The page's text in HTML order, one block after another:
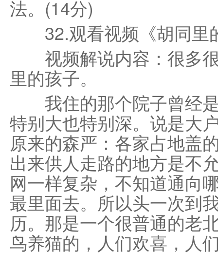
法。(14分)
32.观看视频《胡同里
视频解说内容：很多很
里的孩子。
我住的那个院子曾经是
特别大也特别深。说是大
原来的森严：各家占地盖
出来供人走路的地方是不
网一样复杂，不知道通向
最里面去。所以头一次到
历。那是一个很普通的老
鸟养猫的，人们欢喜，人